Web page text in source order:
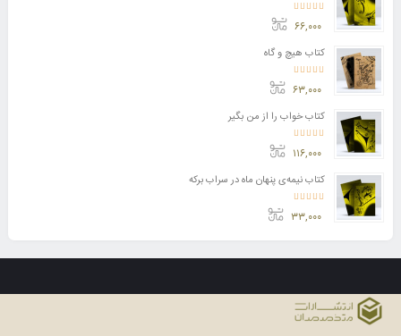
امتیاز5.00از 5 ۶۶,۰۰۰
کتاب هیچ و گاه
امتیاز5.00 از 5 ۶۳,۰۰۰
کتاب خواب را از من بگیر
امتیاز5.00 از 5 ۱۱۶,۰۰۰
کتاب نیمه‌ی پنهان ماه در سراب برکه
امتیاز5.00 از 5 ۳۳,۰۰۰